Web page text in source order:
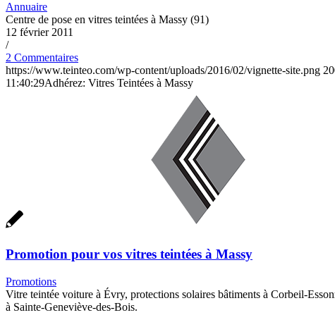
Annuaire
Centre de pose en vitres teintées à Massy (91)
12 février 2011
/
2 Commentaires
https://www.teinteo.com/wp-content/uploads/2016/02/vignette-site.png
11:40:29Adhérez: Vitres Teintées à Massy
Promotion pour vos vitres teintées à Massy
Promotions
Vitre teintée voiture à Évry, protections solaires bâtiments à Corbeil-
à Sainte-Geneviève-des-Bois.